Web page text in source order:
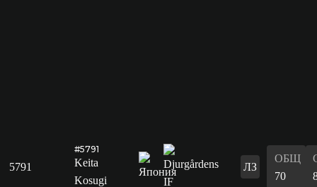
5791
#5791
Keita
Kosugi
ЛЗ
ОБЩ
70